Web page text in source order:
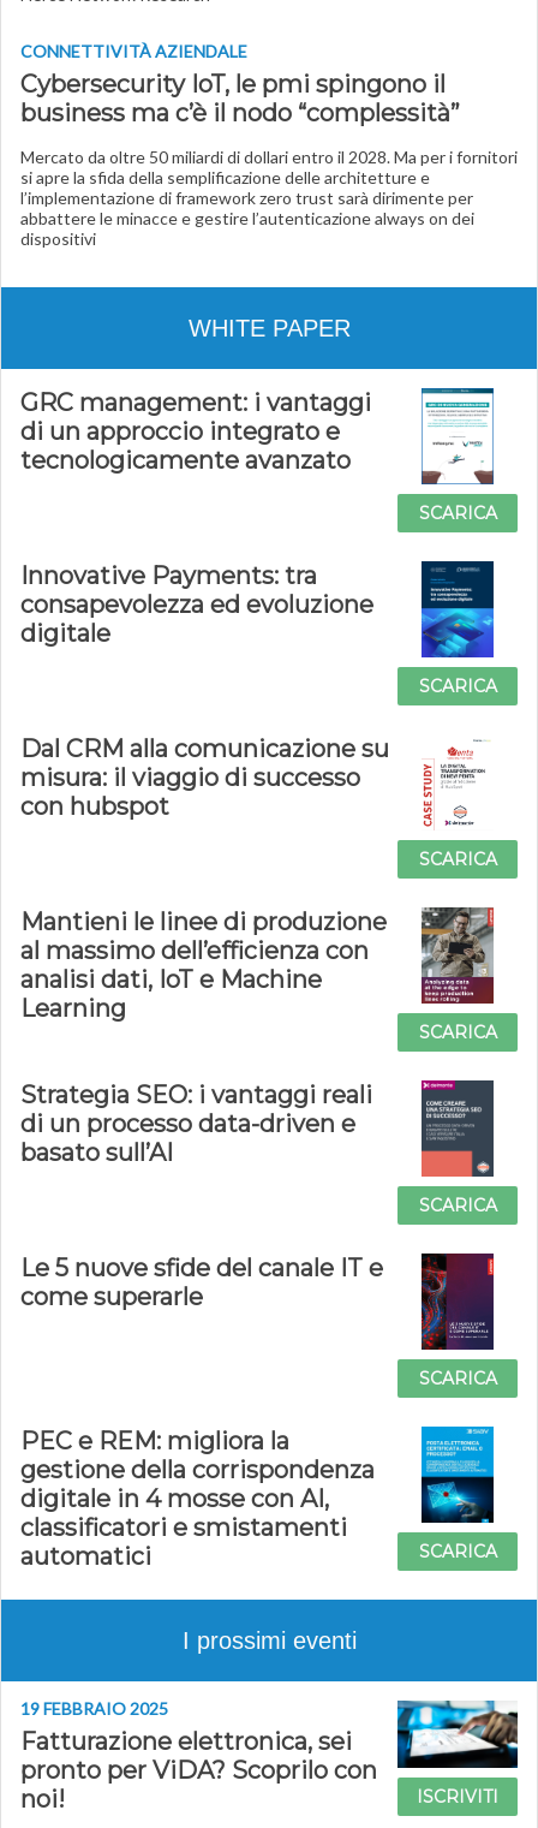
CONNETTIVITÀ AZIENDALE
Cybersecurity IoT, le pmi spingono il
business ma c’è il nodo “complessità”
Mercato da oltre 50 miliardi di dollari entro il 2028. Ma per i fornitori
si apre la sfida della semplificazione delle architetture e
l’implementazione di framework zero trust sarà dirimente per
abbattere le minacce e gestire l’autenticazione always on dei
dispositivi
WHITE PAPER
GRC management: i vantaggi
di un approccio integrato e
tecnologicamente avanzato
SCARICA
Innovative Payments: tra
consapevolezza ed evoluzione
digitale
SCARICA
Dal CRM alla comunicazione su
misura: il viaggio di successo
con hubspot
SCARICA
Mantieni le linee di produzione
al massimo dell’efficienza con
analisi dati, IoT e Machine
Learning
SCARICA
Strategia SEO: i vantaggi reali
di un processo data-driven e
basato sull’AI
SCARICA
Le 5 nuove sfide del canale IT e
come superarle
SCARICA
PEC e REM: migliora la
gestione della corrispondenza
digitale in 4 mosse con AI,
classificatori e smistamenti
automatici
SCARICA
I prossimi eventi
19 FEBBRAIO 2025
Fatturazione elettronica, sei
pronto per ViDA? Scoprilo con
noi!
ISCRIVITI